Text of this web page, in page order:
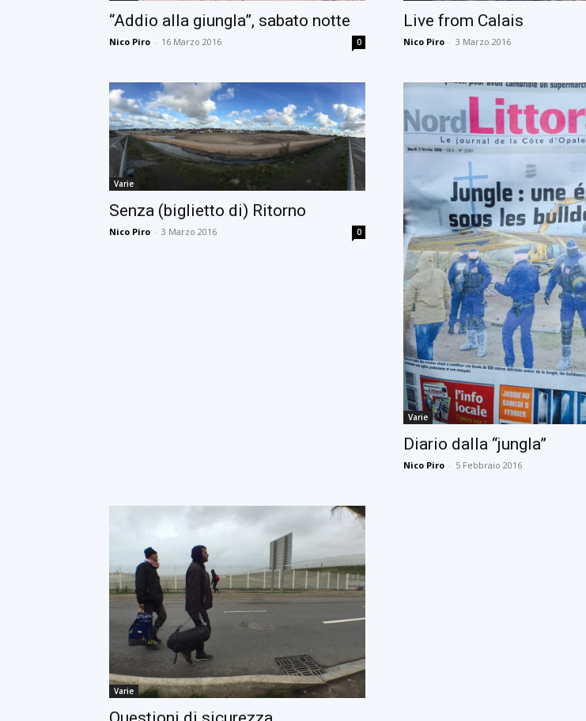
“Addio alla giungla”, sabato notte
Nico Piro - 16 Marzo 2016 0
Live from Calais
Nico Piro - 3 Marzo 2016
Varie
Senza (biglietto di) Ritorno
Nico Piro - 3 Marzo 2016 0
Varie
Diario dalla “jungla”
Nico Piro - 5 Febbraio 2016
Varie